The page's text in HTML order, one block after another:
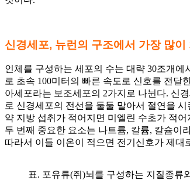
신경세포, 뉴런의 구조에서 가장 많이
인체를 구성하는 세포의 수는 대략 30조개
로 초속 100미터의 빠른 속도로 신호를 전달
아세포라는 보조세포의 2가지로 나뉜다. 신
로 신경세포의 전선을 둘둘 말아서 절연을
약 지방 섭취가 적어지면 미엘린 수초가 적
두 번째 중요한 요소는 나트륨, 칼륨, 칼슘이
따라서 이들 이온이 적으면 전기신호가 제대
표. 포유류(쥐)뇌를 구성하는 지질종류